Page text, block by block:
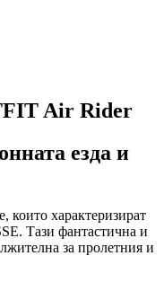
Air Rider
езда и
които характеризират
Тази фантастична и
за пролетния и